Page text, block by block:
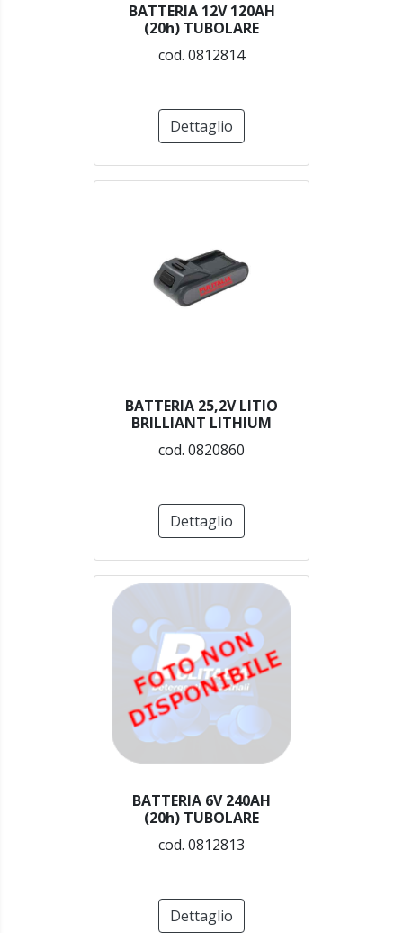
BATTERIA 12V 120AH
(20h) TUBOLARE
cod. 0812814
Dettaglio
BATTERIA 25,2V LITIO
BRILLIANT LITHIUM
cod. 0820860
Dettaglio
BATTERIA 6V 240AH
(20h) TUBOLARE
cod. 0812813
Dettaglio